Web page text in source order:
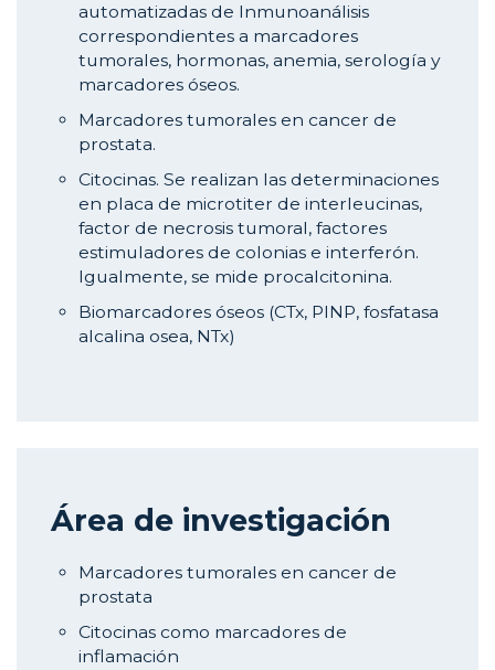
automatizadas de Inmunoanálisis
correspondientes a marcadores
tumorales, hormonas, anemia, serología y
marcadores óseos.
Marcadores tumorales en cancer de
prostata.
Citocinas. Se realizan las determinaciones
en placa de microtiter de interleucinas,
factor de necrosis tumoral, factores
estimuladores de colonias e interferón.
Igualmente, se mide procalcitonina.
Biomarcadores óseos (CTx, PINP, fosfatasa
alcalina osea, NTx)
Área de investigación
Marcadores tumorales en cancer de
prostata
Citocinas como marcadores de
inflamación